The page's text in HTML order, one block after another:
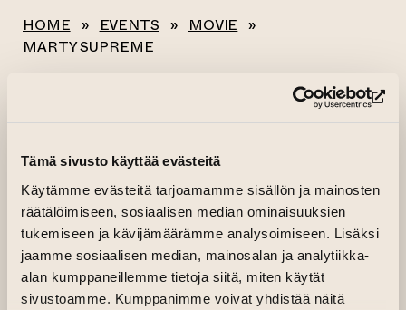
Tämä sivusto käyttää evästeitä
Käytämme evästeitä tarjoamamme sisällön ja mainosten
räätälöimiseen, sosiaalisen median ominaisuuksien
tukemiseen ja kävijämäärämme analysoimiseen. Lisäksi
jaamme sosiaalisen median, mainosalan ja analytiikka-
alan kumppaneillemme tietoja siitä, miten käytät
sivustoamme. Kumppanimme voivat yhdistää näitä
HOME » EVENTS » MOVIE »
MARTY SUPREME
All events
MARTY SUPREME
27.01.2026 kl. 17.30—19.59Buy ticket (opens an
29.01.2026 kl. 16.00—18.29Buy ticket(opens an
01.02.2026 kl. 18.30—20.59Buy ticket (opens an
03.02.2026 kl. 15.00—17.29Buy ticket(opens an
04.02.2026 kl. 19.30—21.59Buy ticket(opens an